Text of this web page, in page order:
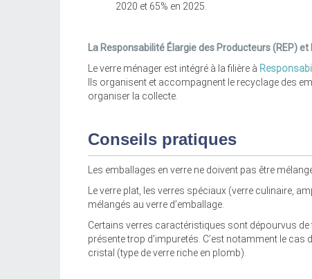
2020 et 65% en 2025.
La Responsabilité Élargie des Producteurs (REP) et
Le verre ménager est intégré à la filière à
Ils organisent et accompagnent le recyclage des
organiser la collecte.
Conseils pratiques
Les emballages en verre ne doivent pas être
Le verre plat, les verres spéciaux (verre culinaire,
mélangés au verre d’emballage.
Certains verres caractéristiques sont dépourvus
présente trop d'impuretés. C’est notamment le cas
cristal (type de verre riche en plomb).